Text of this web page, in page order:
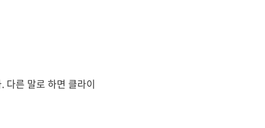
다른 말로 하면 클라이